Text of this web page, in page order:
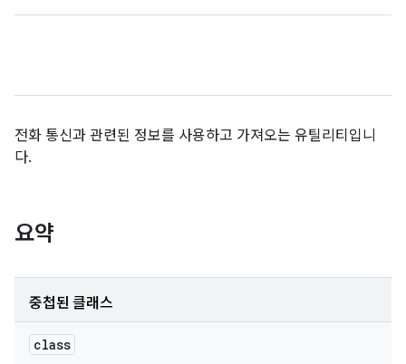
전화 통신과 관련된 정보를 사용하고 가져오는 유틸리티입니
다.
요약
중첩된 클래스
class